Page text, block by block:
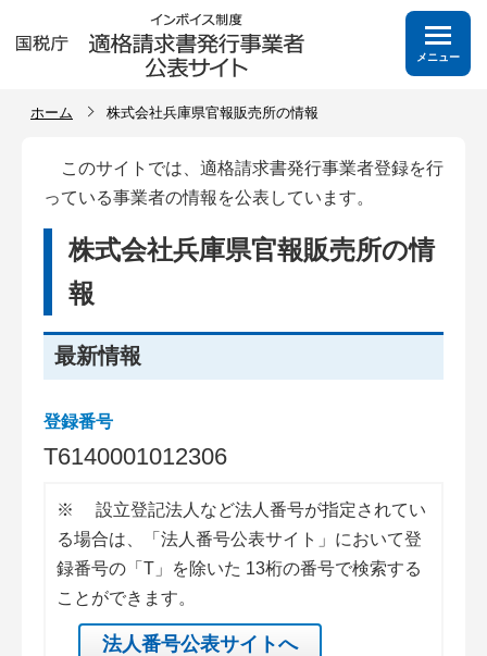
メニュー
ホーム 株式会社兵庫県官報販売所の情報
このサイトでは、適格請求書発行事業者登録を行
っている事業者の情報を公表しています。
株式会社兵庫県官報販売所の情
報
最新情報
登録番号
T6140001012306
※
設立登記法人など法人番号が指定されてい
る場合は、「法人番号公表サイト」において登
録番号の「T」を除いた 13桁の番号で検索する
ことができます。
法人番号公表サイトへ